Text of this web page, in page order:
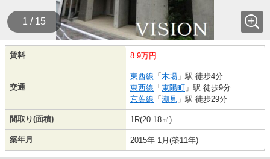
1 / 15
賃料 8.9万円
交通
東西線 「 木場 」駅 徒歩4分
東西線 「 東陽町 」駅 徒歩9分
京葉線 「 潮見 」駅 徒歩29分
間取り(面積) 1R(20.18㎡)
築年月 2015年 1月(築11年)